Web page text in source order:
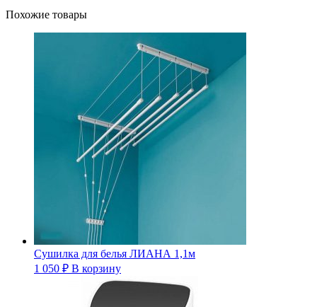
Похожие товары
Сушилка для белья ЛИАНА 1,1м
1 050 ₽ В корзину